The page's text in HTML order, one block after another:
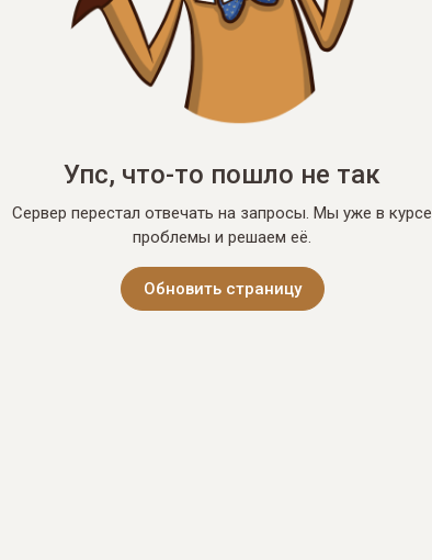
Упс, что-то пошло не так
Сервер перестал отвечать на запросы. Мы уже в курсе
проблемы и решаем её.
Обновить страницу